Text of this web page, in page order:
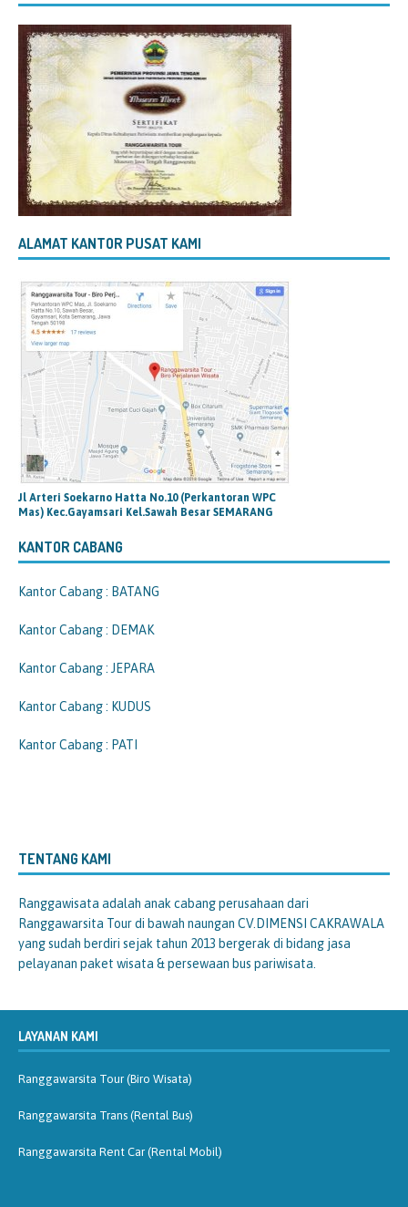
ALAMAT KANTOR PUSAT KAMI
Jl Arteri Soekarno Hatta No.10 (Perkantoran WPC
Mas) Kec.Gayamsari Kel.Sawah Besar SEMARANG
KANTOR CABANG
Kantor Cabang : BATANG
Kantor Cabang : DEMAK
Kantor Cabang : JEPARA
Kantor Cabang : KUDUS
Kantor Cabang : PATI
TENTANG KAMI
Ranggawisata adalah anak cabang perusahaan dari
Ranggawarsita Tour di bawah naungan CV.DIMENSI CAKRAWALA
yang sudah berdiri sejak tahun 2013 bergerak di bidang jasa
pelayanan paket wisata & persewaan bus pariwisata.
LAYANAN KAMI
Ranggawarsita Tour (Biro Wisata)
Ranggawarsita Trans (Rental Bus)
Ranggawarsita Rent Car (Rental Mobil)